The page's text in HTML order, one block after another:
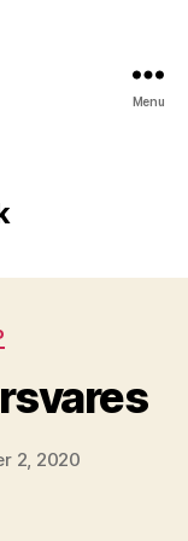
Menu
2, 2020